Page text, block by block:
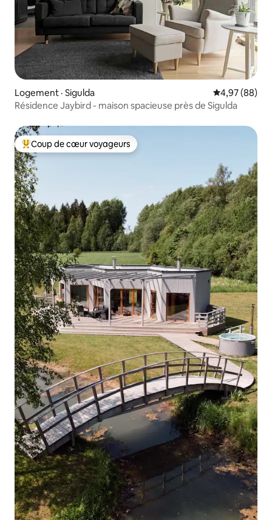
Logement · Sigulda Note
4,97 (88)
Résidence Jaybird - maison spacieuse près de Sigulda
Coup de cœur voyageurs parmi les plus aimés
Coup de cœur voyageurs